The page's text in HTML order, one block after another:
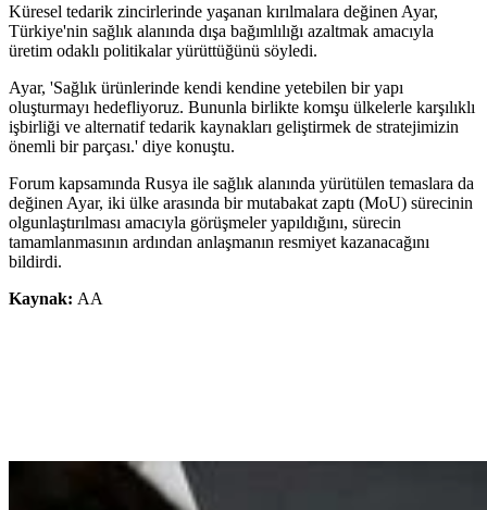
Küresel tedarik zincirlerinde yaşanan kırılmalara değinen Ayar,
Türkiye'nin sağlık alanında dışa bağımlılığı azaltmak amacıyla
üretim odaklı politikalar yürüttüğünü söyledi.
Ayar, 'Sağlık ürünlerinde kendi kendine yetebilen bir yapı
oluşturmayı hedefliyoruz. Bununla birlikte komşu ülkelerle karşılıklı
işbirliği ve alternatif tedarik kaynakları geliştirmek de stratejimizin
önemli bir parçası.' diye konuştu.
Forum kapsamında Rusya ile sağlık alanında yürütülen temaslara da
değinen Ayar, iki ülke arasında bir mutabakat zaptı (MoU) sürecinin
olgunlaştırılması amacıyla görüşmeler yapıldığını, sürecin
tamamlanmasının ardından anlaşmanın resmiyet kazanacağını
bildirdi.
Kaynak: AA